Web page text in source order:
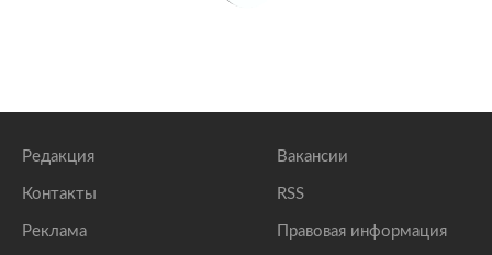
Редакция
Контакты
Реклама
Вакансии
RSS
Правовая информация